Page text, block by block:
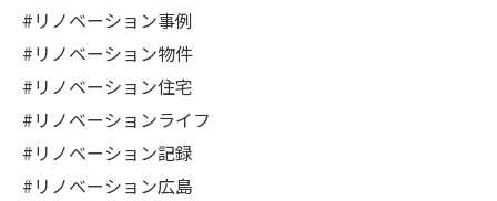
#リノベーション事例
#リノベーション物件
#リノベーション住宅
#リノベーションライフ
#リノベーション記録
#リノベーション広島